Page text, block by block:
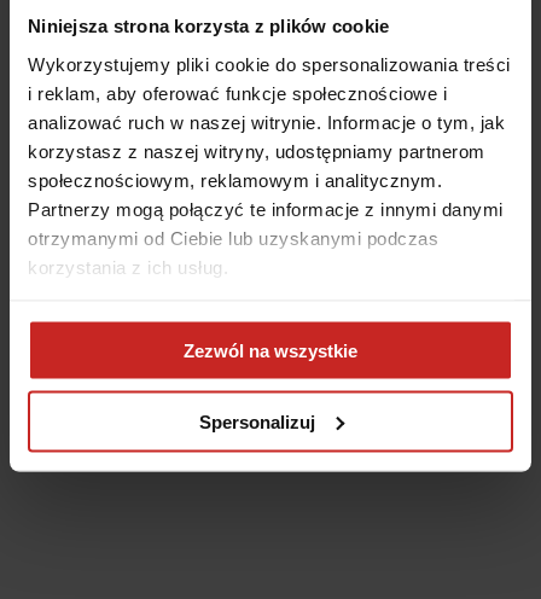
Niniejsza strona korzysta z plików cookie
Wykorzystujemy pliki cookie do spersonalizowania treści
i reklam, aby oferować funkcje społecznościowe i
analizować ruch w naszej witrynie. Informacje o tym, jak
korzystasz z naszej witryny, udostępniamy partnerom
społecznościowym, reklamowym i analitycznym.
Partnerzy mogą połączyć te informacje z innymi danymi
otrzymanymi od Ciebie lub uzyskanymi podczas
korzystania z ich usług.
Zezwól na wszystkie
Spersonalizuj
browser console for more information)